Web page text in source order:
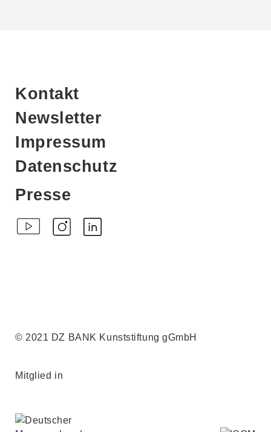
Kontakt
Newsletter
Impressum
Datenschutz
Presse
© 2021 DZ BANK Kunststiftung gGmbH
Mitglied in